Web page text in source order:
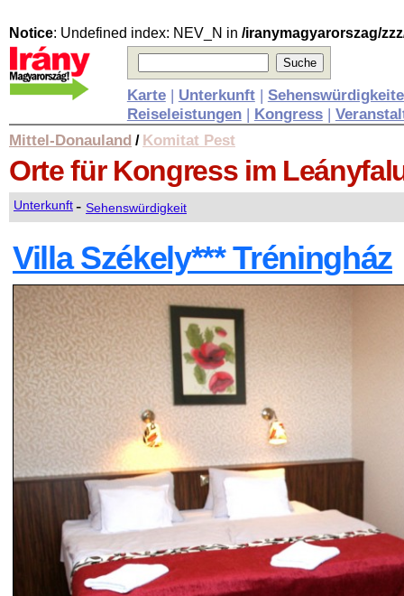
Notice: Undefined index: NEV_N in /iranymagyarorszag/
Karte| Unterkunft|
Reiseleistungen| Kongress|
Mittel-Donauland / Komitat Pest
Orte für Kongress im
Unterkunft- Sehenswürdigkeit
Villa Székely*** Tréningház